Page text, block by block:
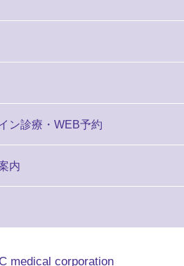
ン診療・WEB予約
内
medical corporation